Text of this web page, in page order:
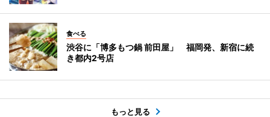
食べる
渋谷に「博多もつ鍋 前田屋」 福岡発、新宿に続
き都内2号店
もっと見る